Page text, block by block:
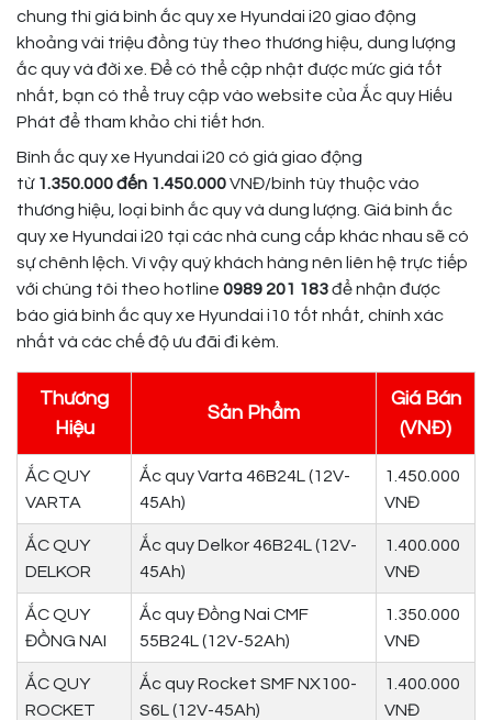
chung thì giá bình ắc quy xe Hyundai i20 giao động
khoảng vài triệu đồng tùy theo thương hiệu, dung lượng
ắc quy và đời xe. Để có thể cập nhật được mức giá tốt
nhất, bạn có thể truy cập vào website của Ắc quy Hiếu
Phát để tham khảo chi tiết hơn.
Bình ắc quy xe Hyundai i20 có giá giao động
từ 1.350.000 đến 1.450.000VNĐ/bình tùy thuộc vào
thương hiệu, loại bình ắc quy và dung lượng. Giá bình ắc
quy xe Hyundai i20 tại các nhà cung cấp khác nhau sẽ có
sự chênh lệch. Vì vậy quý khách hàng nên liên hệ trực tiếp
với chúng tôi theo hotline 0989 201 183để nhận được
báo giá bình ắc quy xe Hyundai i10 tốt nhất, chính xác
nhất và các chế độ ưu đãi đi kèm.
Thương
Hiệu
Sản Phẩm
Giá Bán
(VNĐ)
ẮC QUY
VARTA
Ắc quy Varta 46B24L (12V-
45Ah)
1.450.000
VNĐ
ẮC QUY
DELKOR
Ắc quy Delkor 46B24L (12V-
45Ah)
1.400.000
VNĐ
ẮC QUY
ĐỒNG NAI
Ắc quy Đồng Nai CMF
55B24L (12V-52Ah)
1.350.000
VNĐ
ẮC QUY
ROCKET
Ắc quy Rocket SMF NX100-
S6L (12V-45Ah)
1.400.000
VNĐ